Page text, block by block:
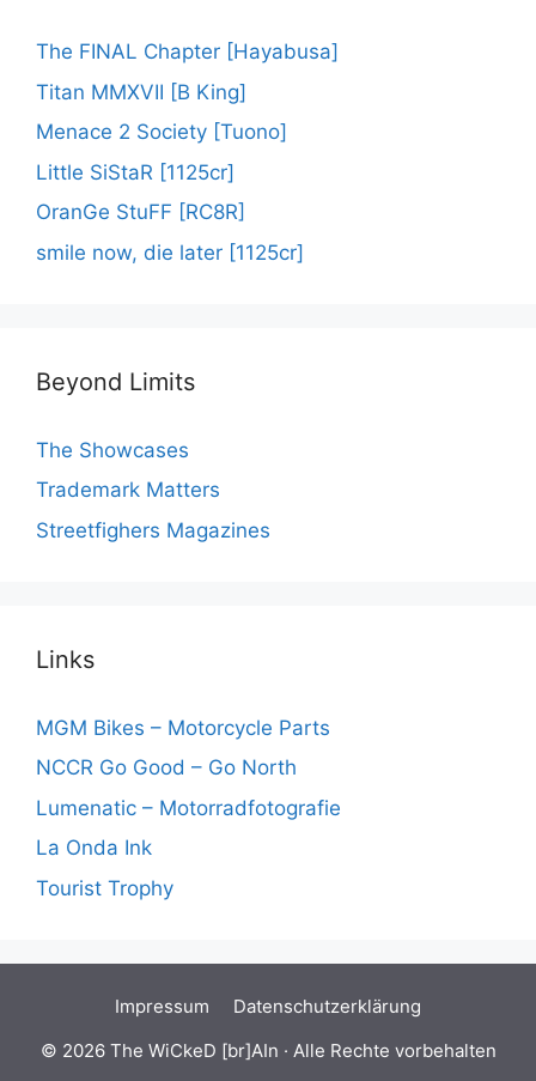
The FINAL Chapter [Hayabusa]
Titan MMXVII [B King]
Menace 2 Society [Tuono]
Little SiStaR [1125cr]
OranGe StuFF [RC8R]
smile now, die later [1125cr]
Beyond Limits
The Showcases
Trademark Matters
Streetfighers Magazines
Links
MGM Bikes – Motorcycle Parts
NCCR Go Good – Go North
Lumenatic – Motorradfotografie
La Onda Ink
Tourist Trophy
Impressum
Datenschutzerklärung
© 2026 The WiCkeD [br]AIn · Alle Rechte vorbehalten